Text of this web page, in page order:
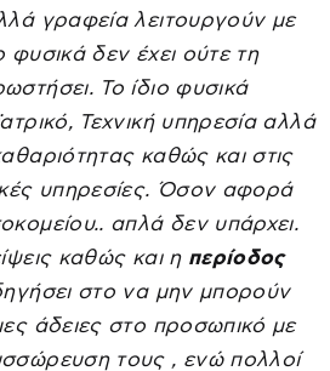
γραφεία λειτουργούν με
δεν έχει ούτε τη
Το ίδιο φυσικά
Τεχνική υπηρεσία αλλά
καθώς και στις
υπηρεσίες. Όσον αφορά
απλά δεν υπάρχει.
καθώς και η περίοδος
στο να μην μπορούν
άδειες στο προσωπικό με
τους , ενώ πολλοί